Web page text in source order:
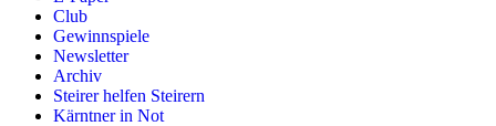
Club
Gewinnspiele
Newsletter
Archiv
Steirer helfen Steirern
Kärntner in Not